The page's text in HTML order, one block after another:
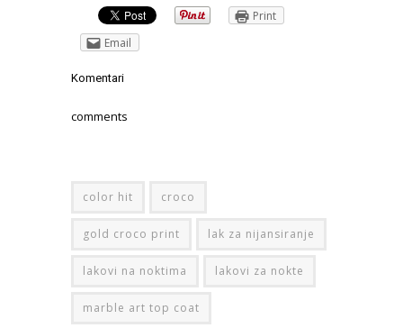
Print
Email
Komentari
comments
color hit croco
gold croco print lak za nijansiranje
lakovi na noktima lakovi za nokte
marble art top coat